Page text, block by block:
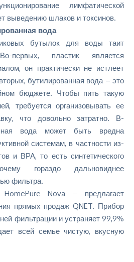
лимфатической
выведению шлаков и токсинов.
вода
бутылок для воды таит
первых, пластик является
он практически не истлеет
бутилированная вода – это
бюджете. Чтобы пить такую
требуется организовывать ее
что довольно затратно. В-
вода может быть вредна
системам, в частности из-
и ВРА, то есть синтетического
гораздо дальновиднее
фильтра.
Nova – предлагает
прямых продаж QNET. Прибор
фильтрации и устраняет 99,9%
всей семье чистую, вкусную